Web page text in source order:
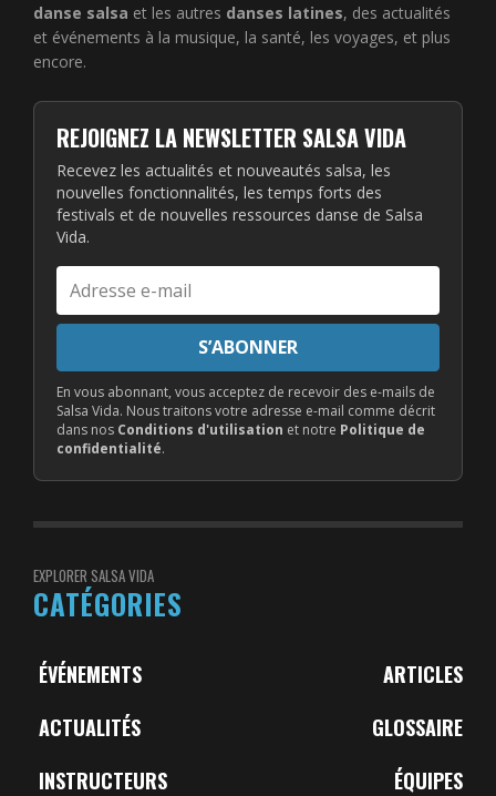
danse salsa et les autres danses latines, des actualités
et événements à la musique, la santé, les voyages, et plus
encore.
REJOIGNEZ LA NEWSLETTER SALSA VIDA
Recevez les actualités et nouveautés salsa, les
nouvelles fonctionnalités, les temps forts des
festivals et de nouvelles ressources danse de Salsa
Vida.
Adresse
e-
mail
S’ABONNER
En vous abonnant, vous acceptez de recevoir des e-mails de
Salsa Vida. Nous traitons votre adresse e-mail comme décrit
dans nos Conditions d'utilisation et notre Politique de
confidentialité.
EXPLORER SALSA VIDA
CATÉGORIES
ARTICLES
ÉVÉNEMENTS
GLOSSAIRE
ACTUALITÉS
ÉQUIPES
INSTRUCTEURS